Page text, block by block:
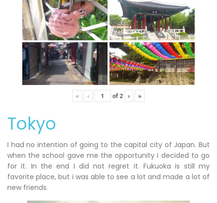
« ‹ of2 › »
Tokyo
I had no intention of going to the capital city of Japan. But
when the school gave me the opportunity I decided to go
for it. In the end I did not regret it. Fukuoka is still my
favorite place, but i was able to see a lot and made a lot of
new friends.